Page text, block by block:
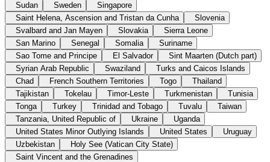
Sudan
Sweden
Singapore
Saint Helena, Ascension and Tristan da Cunha
Slovenia
Svalbard and Jan Mayen
Slovakia
Sierra Leone
San Marino
Senegal Somalia
Suriname
Sao Tome and Principe
El Salvador
Sint Maarten (Dutch part)
Syrian Arab Republic
Swaziland
Turks and Caicos Islands
Chad
French Southern Territories Togo
Thailand
Tajikistan
Tokelau Timor-Leste Turkmenistan
Tunisia
Tonga
Turkey Trinidad and Tobago Tuvalu
Taiwan
Tanzania, United Republic of
Ukraine
Uganda
United States Minor Outlying Islands
United States
Uruguay
Uzbekistan
Holy See (Vatican City State)
Saint Vincent and the Grenadines